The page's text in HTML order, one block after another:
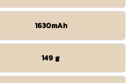
1630mAh
149 g